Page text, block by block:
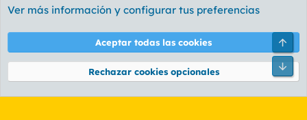
Cookies
PL OLDSTYLE AMARILLO
Términos y reglas Política de privacidad Ayuda
Community platform by XenForo® © 2010-2026 XenForo Ltd.
Ver más información y configurar tus preferencias
Aceptar todas las cookies
Rechazar cookies opcionales
Pie